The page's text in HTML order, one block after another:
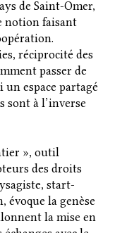
de Saint-Omer,
notion faisant
réciprocité des
passer de
espace partagé
sont à l’inverse
», outil
des droits
start-
évoque la genèse
la mise en